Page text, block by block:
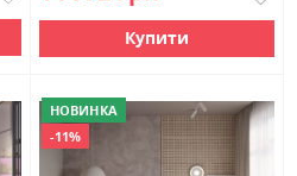
Купити
НОВИНКА
-11%